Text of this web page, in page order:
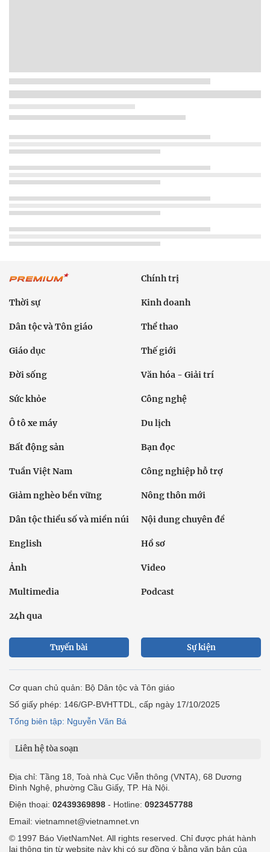
Chính trị
Thời sự Kinh doanh
Dân tộc và Tôn giáo Thể thao
Giáo dục Thế giới
Đời sống Văn hóa - Giải trí
Sức khỏe Công nghệ
Ô tô xe máy Du lịch
Bất động sản Bạn đọc
Tuần Việt Nam Công nghiệp hỗ trợ
Giảm nghèo bền vững Nông thôn mới
Dân tộc thiểu số và miền núi Nội dung chuyên đề
English Hồ sơ
Ảnh Video
Multimedia Podcast
24h qua
Tuyến bài Sự kiện
Cơ quan chủ quản: Bộ Dân tộc và Tôn giáo
Số giấy phép: 146/GP-BVHTTDL, cấp ngày 17/10/2025
Tổng biên tập: Nguyễn Văn Bá
Liên hệ tòa soạn
Địa chỉ: Tầng 18, Toà nhà Cục Viễn thông (VNTA), 68 Dương
Đình Nghệ, phường Cầu Giấy, TP. Hà Nội.
Điện thoại: 02439369898 - Hotline: 0923457788
Email: vietnamnet@vietnamnet.vn
© 1997 Báo VietNamNet. All rights reserved. Chỉ được phát hành
lại thông tin từ website này khi có sự đồng ý bằng văn bản của